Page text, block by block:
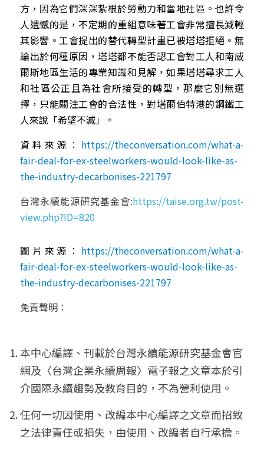
方，因為它們深深紮根於勞動力和當地社區。也許令
人遺憾的是，不定期的重組意味著工會非常擅長減輕
其影響。工會提出的替代轉型計畫已被塔塔拒絕。無
論出於何種原因，塔塔都不能否認工會對工人和南威
爾斯地區生活的專業知識和見解，如果塔塔尋求工人
和社區公正且為社會所接受的轉型，那麼它別無選
擇，只能關注工會的合法性，對塔爾伯特港的鋼鐵工
人來說「希望不滅」。
資料來源： https://theconversation.com/what-a-
fair-deal-for-ex-steelworkers-would-look-like-as-
the-industry-decarbonises-221797
台灣永續能源研究基金會:https://taise.org.tw/post-
view.php?ID=820
圖片來源： https://theconversation.com/what-a-
fair-deal-for-ex-steelworkers-would-look-like-as-
the-industry-decarbonises-221797
免責聲明：
本中心編譯、刊載於台灣永續能源研究基金會官
網及〈台灣企業永續周報〉電子報之文章本於引
介國際永續趨勢及教育目的，不為營利使用。
任何一切因使用、改編本中心編譯之文章而招致